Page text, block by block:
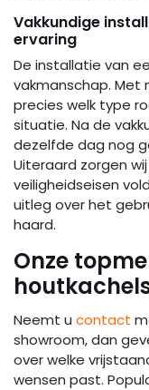
Vakkundige
ervaring
De installatie van
vakmanschap. Met
precies welk type
situatie. Na de
dezelfde dag nog
Uiteraard zorgen
veiligheidseisen
uitleg over het
haard.
Onze
Neemt u contact
showroom, dan
over welke
wensen past.